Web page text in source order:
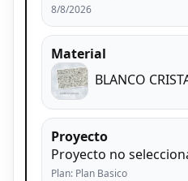
8/8/2026
Material
BLANCO
Proyecto
Proyecto no
Plan: Plan Basico